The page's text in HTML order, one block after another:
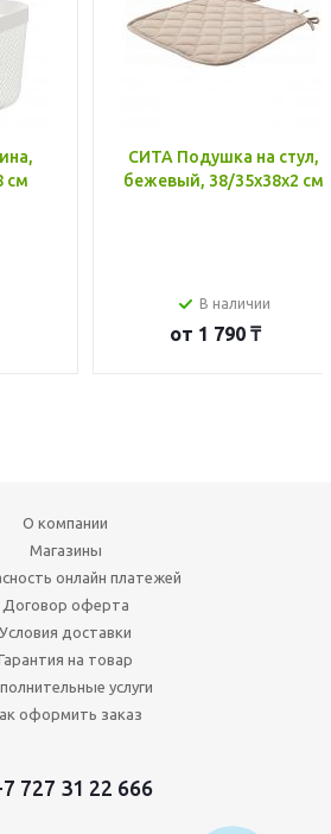
см
СИТА Подушка на стул,
бежевый, 38/35x38x2 см
В наличии
от 1 790 ₸
О компании
Магазины
онлайн платежей
Договор оферта
Условия доставки
на товар
услуги
оформить заказ
727 31 22 666